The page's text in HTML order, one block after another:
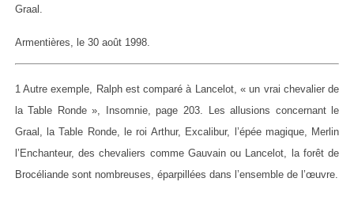
Graal.
Armentières, le 30 août 1998.
1 Autre exemple, Ralph est comparé à Lancelot, « un vrai chevalier de
la Table Ronde », Insomnie, page 203. Les allusions concernant le
Graal, la Table Ronde, le roi Arthur, Excalibur, l’épée magique, Merlin
l’Enchanteur, des chevaliers comme Gauvain ou Lancelot, la forêt de
Brocéliande sont nombreuses, éparpillées dans l’ensemble de l’œuvre.